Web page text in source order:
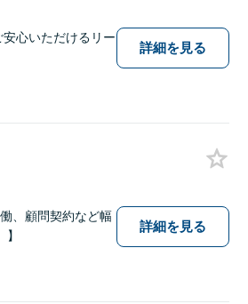
心いただけるリー
詳細を見る
、顧問契約など幅
詳細を見る